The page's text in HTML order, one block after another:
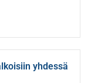
yhdessä